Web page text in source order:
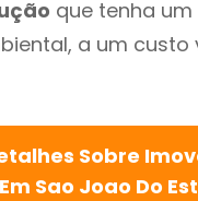
que tenha
a um custo
Sobre
Sao Joao Do